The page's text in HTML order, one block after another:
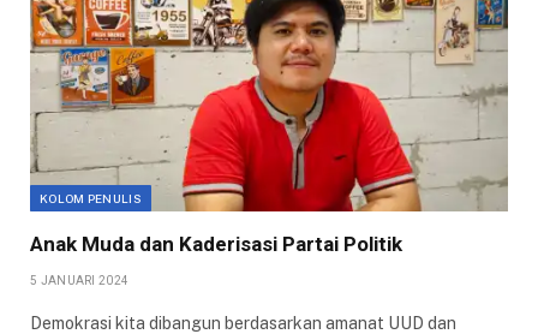
KOLOM PENULIS
Anak Muda dan Kaderisasi Partai Politik
5 JANUARI 2024
Demokrasi kita dibangun berdasarkan amanat UUD dan